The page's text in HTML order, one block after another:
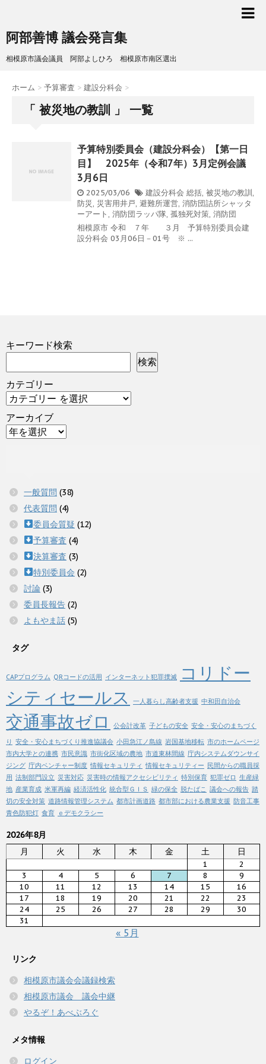
阿部善博 議会発言集
相模原市議会議員 阿部よしひろ 相模原市南区選出
ホーム > 予算審査 > 建設分科会 >
「 被災地の教訓 」 一覧
予算特別委員会（建設分科会）【第一日
目】 2025年（令和7年）3月定例会議
3月6日
2025/03/06 建設分科会 総括, 被災地の教訓,
防災, 災害用井戸, 避難所運営, 消防団詰所シャッタ
ーアート , 消防団ラッパ隊, 孤独死対策, 消防団
相模原市 令和 ７年 ３月 予算特別委員会建
設分科会 03月06日－01号 ※ ...
キーワード検索
検索
カテゴリー
アーカイブ
一般質問 (38)
代表質問 (4)
委員会質疑 (12)
予算審査 (4)
決算審査 (3)
特別委員会 (2)
討論 (3)
委員長報告 (2)
よもやま話 (5)
タグ
CAPプログラム QRコードの活用 インターネット犯罪撲滅
コリドー
シティセールス
一人暮らし高齢者支援 中和田自治会
交通事故ゼロ 公会計改革 子どもの安全 安全・安心のまちづく
り 安全・安心まちづくり推進協議会 小田急江ノ島線 岩国基地移転 市のホームページ
市内大学との連携 市民意識 市街化区域の農地 市道東林間線 庁内システムダウンサイ
ジング 庁内ベンチャー制度 情報セキュリティ 情報セキュリティー 民間からの職員採
用 法制部門設立 災害対応 災害時の情報アクセシビリティ 特別保育 犯罪ゼロ 生産緑
地 産業育成 米軍再編 経済活性化 統合型ＧＩＳ 緑の保全 脱たばこ 議会への報告 踏
切の安全対策 道路情報管理システム 都市計画道路 都市部における農業支援 防音工事
青色防犯灯 食育 ｅデモクラシー
2026年8月
月
火 水 木 金 土 日
1
2
3
4 5 6 7 8
9
10
11 12 13 14 15
16
17
18 19 20 21 22
23
24
25 26 27 28 29
30
31
« 5月
リンク
相模原市議会会議録検索
相模原市議会 議会中継
やるぞ！あべぶろぐ
メタ情報
ログイン